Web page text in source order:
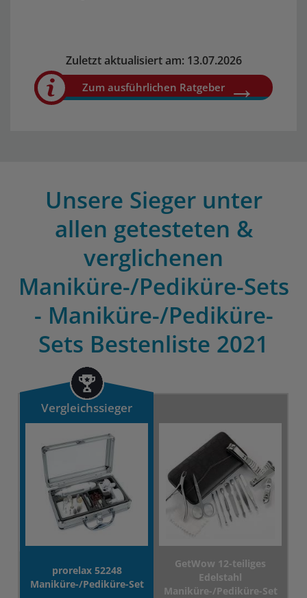
Zuletzt aktualisiert am: 13.07.2026
Zum ausführlichen Ratgeber
Unsere Sieger unter
allen getesteten &
verglichenen
Maniküre-/Pediküre-Sets
- Maniküre-/Pediküre-
Sets Bestenliste 2021
Vergleichssieger
prorelax 52248
Maniküre-/Pediküre-Set
GetWow 12-teiliges
Edelstahl
Maniküre-/Pediküre-Set